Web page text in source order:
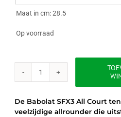
Maat in cm: 28.5
Op voorraad
BABOLAT
ALL
COURT
De Babolat SFX3 All Court
veelzijdige allrounder die